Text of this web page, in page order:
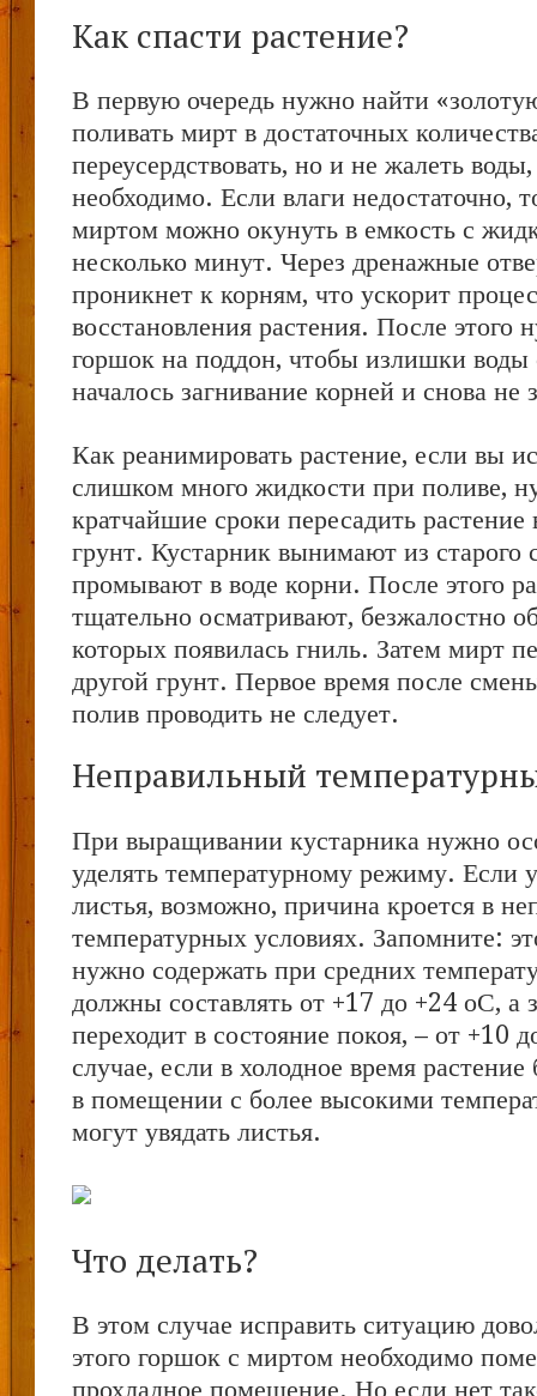
Как спасти растение?
В первую очередь нужно найти
поливать мирт в достаточных
переусердствовать, но и не жалеть
необходимо. Если влаги недостаточно,
миртом можно окунуть в емкость с
несколько минут. Через дренажные
проникнет к корням, что ускорит
восстановления растения. После этого
горшок на поддон, чтобы излишки воды
началось загнивание корней и снова не
Как реанимировать растение, если вы
слишком много жидкости при поливе,
кратчайшие сроки пересадить
грунт. Кустарник вынимают из старого
промывают в воде корни. После этого
тщательно осматривают, безжалостно
которых появилась гниль. Затем мирт
другой грунт. Первое время после
полив проводить не следует.
Неправильный
При выращивании кустарника нужно
уделять температурному режиму. Если
листья, возможно, причина кроется в
температурных условиях. Запомните:
нужно содержать при средних
должны составлять от +17 до +24 оС, а
переходит в состояние покоя, – от +10
случае, если в холодное время растение
в помещении с более высокими
могут увядать листья.
Что делать?
В этом случае исправить ситуацию
этого горшок с миртом необходимо
прохладное помещение. Но если нет